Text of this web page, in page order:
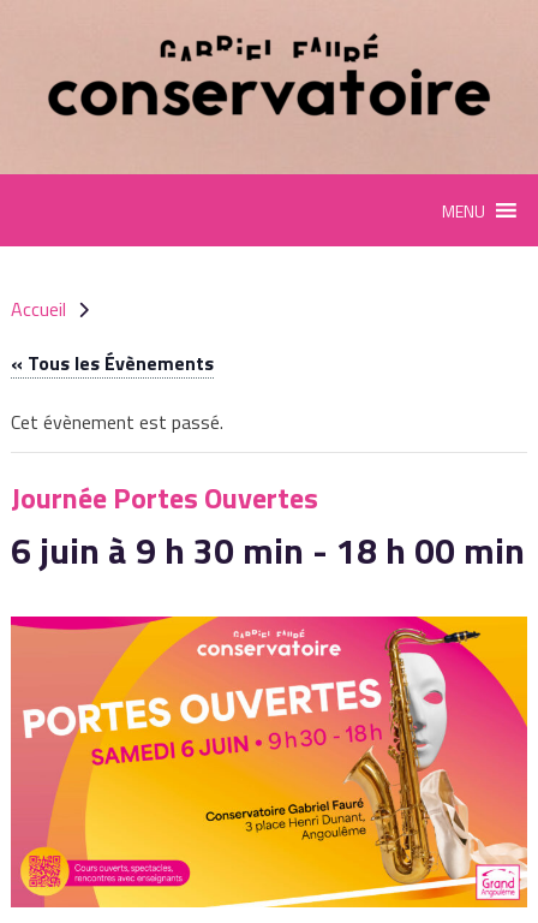
MENU
Accueil
« Tous les Évènements
Cet évènement est passé.
Journée Portes Ouvertes
6 juin à 9 h 30 min - 18 h 00 min